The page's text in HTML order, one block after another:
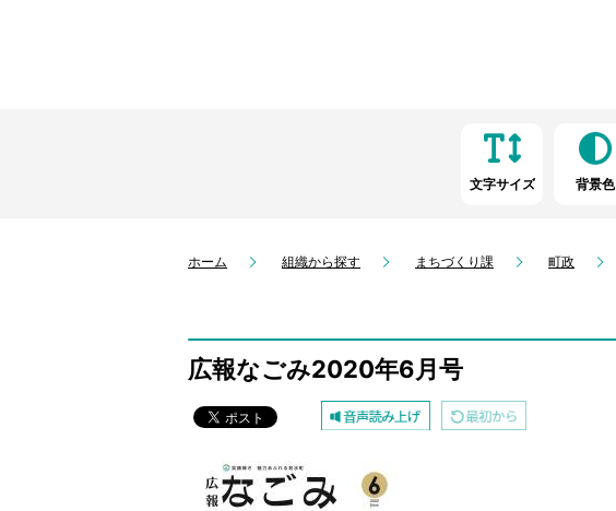
文字サイズ 背景色
ホーム 組織から探す まちづくり課 町政
広報なごみ2020年6月号